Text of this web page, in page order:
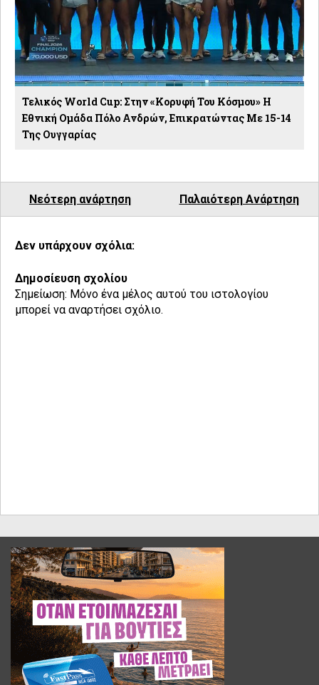
Τελικός World Cup: Στην «κορυφή Του Κόσμου» Η
Εθνική Ομάδα Πόλο Ανδρών, Επικρατώντας Με 15-14
Της Ουγγαρίας
Νεότερη ανάρτηση Παλαιότερη Ανάρτηση
Δεν υπάρχουν σχόλια:
Δημοσίευση σχολίου
Σημείωση: Μόνο ένα μέλος αυτού του ιστολογίου
μπορεί να αναρτήσει σχόλιο.